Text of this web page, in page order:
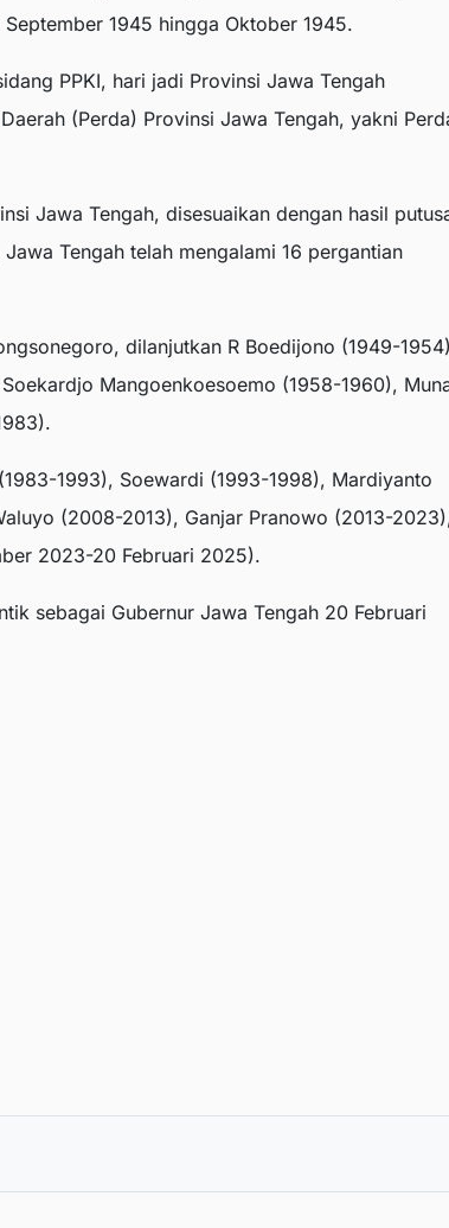
1945 hingga Oktober 1945.
PPKI, hari jadi Provinsi Jawa Tengah
(Perda) Provinsi Jawa Tengah, yakni
Jawa Tengah, disesuaikan dengan hasil
Tengah telah mengalami 16 pergantian
dilanjutkan R Boedijono (1949-
Mangoenkoesoemo (1958-1960),
1993), Soewardi (1993-1998), Mardiyanto
(2008-2013), Ganjar Pranowo (2013-
2023-20 Februari 2025).
sebagai Gubernur Jawa Tengah 20 Februari